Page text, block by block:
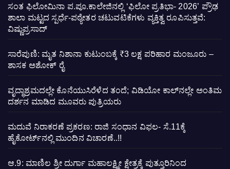
ಸಂತ ಫಿಲೋಮಿನಾ ಪ.ಪೂ.ಕಾಲೇಜಿನಲ್ಲಿ ‘ಫಿಲೋ ಪ್ರತಿಭಾ- 2026’ ಪ್ರೌಢ
ಶಾಲಾ ಮಟ್ಟದ ಸ್ಪರ್ಧೆ-ಪಠ್ಯೇತರ ಚಟುವಟಿಕೆಗಳು ವ್ಯಕ್ತಿತ್ವ ರೂಪಿಸುತ್ತವೆ:
ವಿಷ್ಣುಪ್ರಸಾದ್
ಸಾರೆಪುಣಿ: ಮೃತ ನಿಶಾನಾ ಕುಟುಂಬಕ್ಕೆ ₹3 ಲಕ್ಷ ಪರಿಹಾರ ಮಂಜೂರು –
ಶಾಸಕ ಅಶೋಕ್ ರೈ
ವೃದ್ಧಾಶ್ರಮದಲ್ಲೇ ಕೊನೆಯುಸಿರೆಳೆದ ತಂದೆ; ವಿಡಿಯೋ ಕಾಲ್‌ನಲ್ಲೇ ಅಂತಿಮ
ದರ್ಶನ ಮಾಡಿದ ಮೂವರು ಪುತ್ರಿಯರು
ಮದುವೆ ನಿರಾಕರಣೆ ಪ್ರಕರಣ: ರಾಜಿ ಸಂಧಾನ ವಿಫಲ- ಸೆ.11ಕ್ಕೆ
ಹೈಕೋರ್ಟ್‌ನಲ್ಲಿ ಮುಂದಿನ ವಿಚಾರಣೆ..!!
ಆ.9: ಮಾಣಿಲ ಶ್ರೀ ದುರ್ಗಾ ಮಹಾಲಕ್ಷ್ಮೀ ಕ್ಷೇತ್ರಕ್ಕೆ ಪುತ್ತೂರಿನಿಂದ